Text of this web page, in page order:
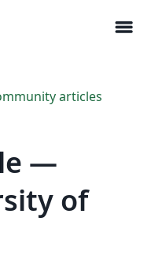
menu
articles
—
of